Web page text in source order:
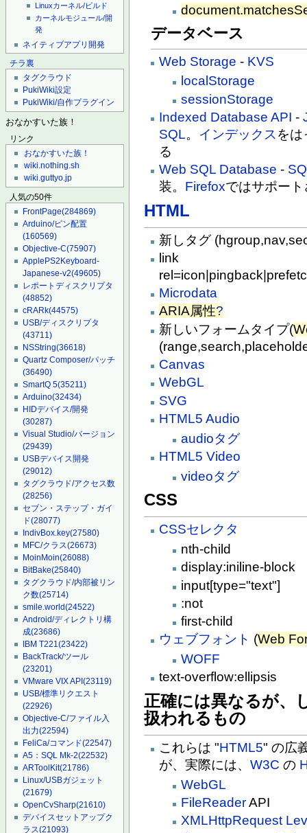
Linuxカーネル/ビルド
カーネルモジュール/開
発
ネイティブアプリ開発
チラ裏
タグクラウド
PukiWiki設定
PukiWiki/自作プラグイン
おなかすいた族！
リンク
おなかすいた族！
wiki.nothing.sh
wiki.guttyo.jp
人気の50件
FrontPage(284869)
Arduino/ピン配置
(160569)
Objective-C(75907)
ApplePS2Keyboard-
Japanese-v2(49605)
レポートディスクリプタ
(48852)
cRARk(44575)
USB/ディスクリプタ
(43711)
NSString(36618)
Quartz Composer/パッチ
(36490)
SmartQ 5(35211)
Arduino(32434)
HIDデバイス/開発
(30287)
Visual Studio/バージョン
(29439)
USBデバイス開発
(29012)
タグクラウド/アクセス数
(28256)
セブン・ステップ・ガイ
ド(28077)
IndivBox.key(27580)
MFC/クラス(26673)
MoinMoin(26088)
BitBake(25840)
タグクラウド/内部被リン
ク数(25714)
smile.world(24522)
Android/ディレクトリ構
成(23686)
IBM T221(23422)
BackTrack/ツール
(23201)
VMware VIX API(23119)
USB/標準リクエスト
(22926)
Objective-C/ファイル入
出力(22594)
FeliCa/コマンド(22547)
A5：SQL Mk-2(22532)
ARToolKit(21786)
Linux/USBガジェット
(21679)
OpenCvSharp(21610)
デバイスセットアップク
ラス(21093)
データベース
Web Storage - KVS
localStorage
sessionStorage
Indexed Database API -
SQL。 インデックス をは
る
Web SQL Database -
装。 Firefoxではサポー
HTML
新しタグ
link
Microdata
ARIA属性?
新しいフォームタイプ(
Canvas
WebGL
SVG
HTML5 Audio
audioタグ
HTML5 Video
videoタグ
CSS
CSSセレクタ
nth-child
display:iniline-block
input[type="text"]
:not
first-child
ウェブフォント (Web
WOFF
text-overflow:ellipsis
正確には異なるが、
扱われるもの
これらは "HTML5" の広
が、実際には、W3C の
WebGL
FileReaderAPI
XMLHttpRequest